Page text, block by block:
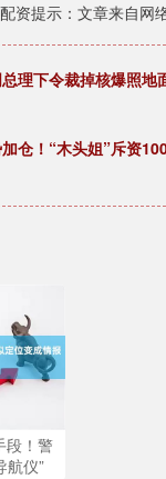
资提示：文章来自网
理下令裁掉核爆照地
仓！“木头姐”斥资
段！警
航仪”